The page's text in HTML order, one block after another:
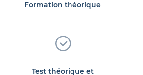
Formation théorique
Test théorique et